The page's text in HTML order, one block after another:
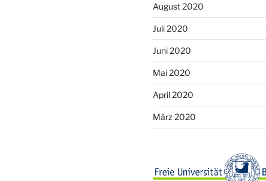
August 2020
Juli 2020
Juni 2020
Mai 2020
April 2020
März 2020